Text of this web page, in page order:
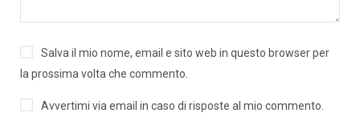
Salva il mio nome, email e sito web in questo browser per
la prossima volta che commento.
Avvertimi via email in caso di risposte al mio commento.